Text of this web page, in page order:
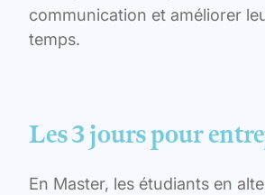
communication et améliorer
temps.
Les 3 jours pour
En Master, les étudiants en